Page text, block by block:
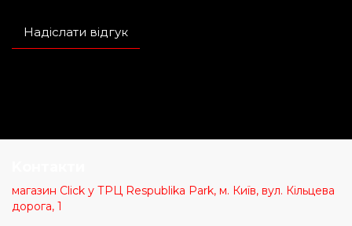
Надіслати відгук
магазин Click у ТРЦ Respublika Park, м. Київ, вул. Кільцева
дорога, 1